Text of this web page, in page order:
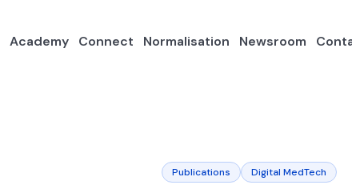
Academy Connect Normalisation Newsroom
Publications Digital MedTech